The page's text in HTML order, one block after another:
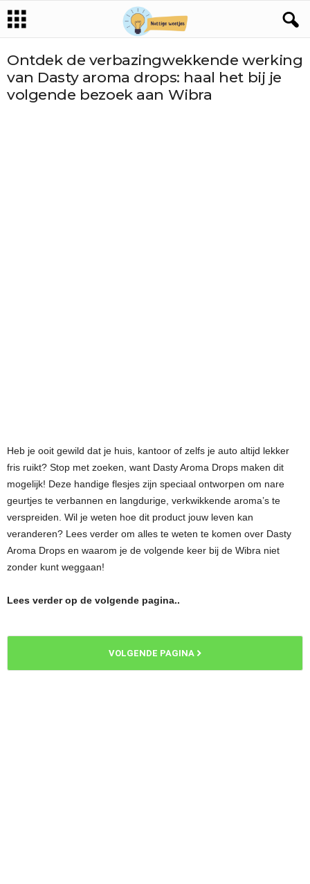
Ontdek de verbazingwekkende werking
van Dasty aroma drops: haal het bij je
volgende bezoek aan Wibra
Heb je ooit gewild dat je huis, kantoor of zelfs je auto altijd lekker
fris ruikt? Stop met zoeken, want Dasty Aroma Drops maken dit
mogelijk! Deze handige flesjes zijn speciaal ontworpen om nare
geurtjes te verbannen en langdurige, verkwikkende aroma’s te
verspreiden. Wil je weten hoe dit product jouw leven kan
veranderen? Lees verder om alles te weten te komen over Dasty
Aroma Drops en waarom je de volgende keer bij de Wibra niet
zonder kunt weggaan!
Lees verder op de volgende pagina..
VOLGENDE PAGINA